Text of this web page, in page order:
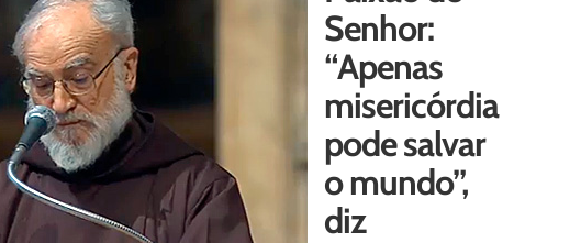
Senhor:
“Apenas
misericórdia
pode salvar
o mundo”,
diz